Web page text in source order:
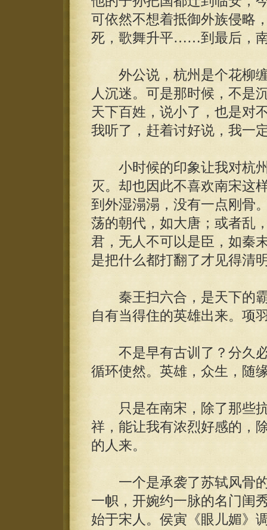
可依然不想着抵御外族侵略
死，歌舞升平……到最后，
外公说，杭州是个花柳缠
人沉迷。可是那时候，不是
天下百姓，说小了，也是对
我听了，赶着讨好说，我一
小时候的印象让我对杭州
灭。却也因此不喜欢南宋这
到外湿溻溻，没有一点刚骨
荡的朝代，如大唐；或者乱
君，无人不可以是臣，如秦
是把什么都打翻了才见得清
秦王扫六合，是天下的霸
自有当得住的英雄出来。项
不是早有古训了？分久必
循环使然。英雄，众生，随
只是在南宋，除了那些抗
祥，能让我有浓烈好感的，
的人来。
一个是承袭了苏轼风骨的
一帜，开婉约一脉的名门闺
始于宋人。侯寅《眼儿媚》